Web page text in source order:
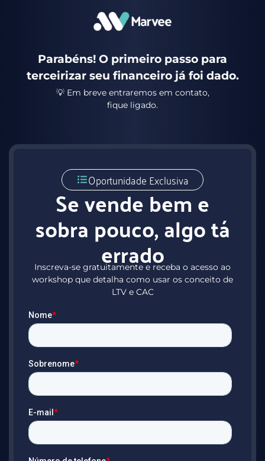
Parabéns! O primeiro passo para
terceirizar seu financeiro já foi dado.
💡 Em breve entraremos em contato,
fique ligado.
Oportunidade Exclusiva
Se vende bem e
sobra pouco, algo tá
errado
Inscreva-se gratuitamente e receba o acesso ao
workshop que detalha como usar os conceito de
LTV e CAC